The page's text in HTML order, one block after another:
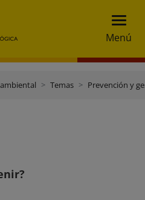
Menú
Temas Prevención y